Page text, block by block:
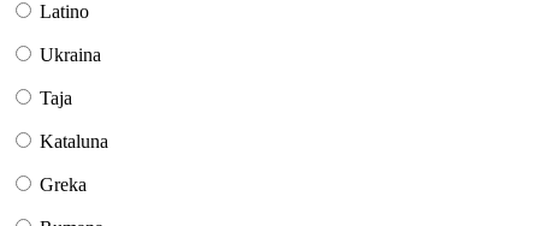
Latino
Ukraina
Taja
Kataluna
Greka